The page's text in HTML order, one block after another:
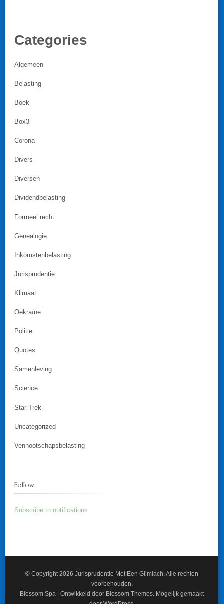
Categories
Algemeen
Belasting
Boek
Box3
Corona
Divers
Diversen
Dividendbelasting
Formeel recht
Genealogie
Inkomstenbelasting
Jurisprudentie
Klimaat
Oekraïne
Politie
Quotes
Samenleving
Science
Star Trek
Uncategorized
Vennootschapsbelasting
Follow
Subscribe to notifications
© Copyright 2026 Jurisprudentie Met Een Glimlach . Alle rechten
voorbehouden.
Blossom Spa | Ontwikkeld door Blossom Themes . Mogelijk gemaakt